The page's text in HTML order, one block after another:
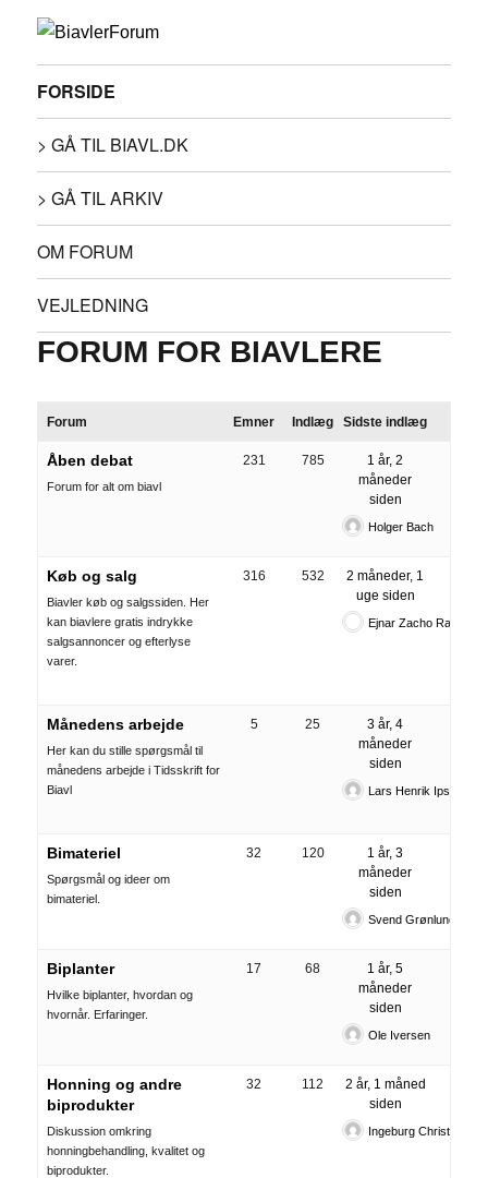
FORSIDE
> GÅ TIL BIAVL.DK
> GÅ TIL ARKIV
OM FORUM
VEJLEDNING
FORUM FOR BIAVLERE
Forum Emner Indlæg Sidste indlæg
Åben debat
Forum for alt om biavl
231 785
1 år, 2
måneder
siden
Holger Bach
Køb og salg
Biavler køb og salgssiden. Her
kan biavlere gratis indrykke
salgsannoncer og efterlyse
varer.
316 532
2 måneder, 1
uge siden
Ejnar Zacho Rath
Månedens arbejde
Her kan du stille spørgsmål til
månedens arbejde i Tidsskrift for
Biavl
5 25
3 år, 4
måneder
siden
Lars Henrik Ipsen
Bimateriel
Spørgsmål og ideer om
bimateriel.
32 120
1 år, 3
måneder
siden
Svend Grønlund
Biplanter
Hvilke biplanter, hvordan og
hvornår. Erfaringer.
17 68
1 år, 5
måneder
siden
Ole Iversen
Honning og andre
biprodukter
Diskussion omkring
honningbehandling, kvalitet og
biprodukter.
32 112
2 år, 1 måned
siden
Ingeburg Christensen